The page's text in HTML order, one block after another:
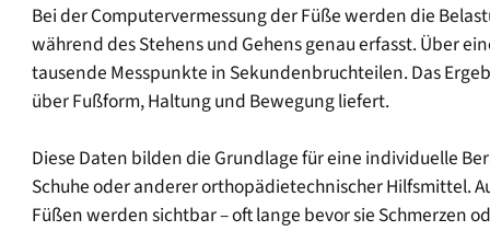
Bei der Computervermessung der Füße werden die
während des Stehens und Gehens genau erfasst. Über
tausende Messpunkte in Sekundenbruchteilen. Das
über Fußform, Haltung und Bewegung liefert.
Diese Daten bilden die Grundlage für eine individuelle
Schuhe oder anderer orthopädietechnischer Hilfsmittel.
Füßen werden sichtbar – oft lange bevor sie Schmerzen